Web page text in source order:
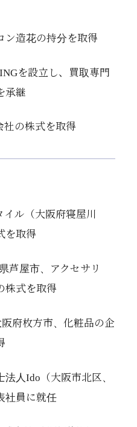
ン造花の持分を取得
を設立し、買取専門
承継
社の株式を取得
イル（大阪府寝屋川
を取得
芦屋市、アクセサリ
株式を取得
府枚方市、化粧品の企
人Ido（大阪市北区、
社員に就任